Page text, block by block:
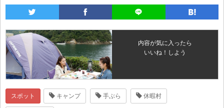
内容が気に入ったら
いいね！しよう
スポット キャンプ 手ぶら 休暇村